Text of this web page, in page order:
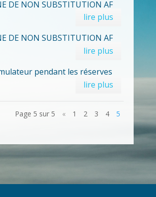
DE NON SUBSTITUTION AF
lire plus
DE NON SUBSTITUTION AF
lire plus
pendant les réserves
lire plus
Page 5 sur 5 « 1 2 3 4 5